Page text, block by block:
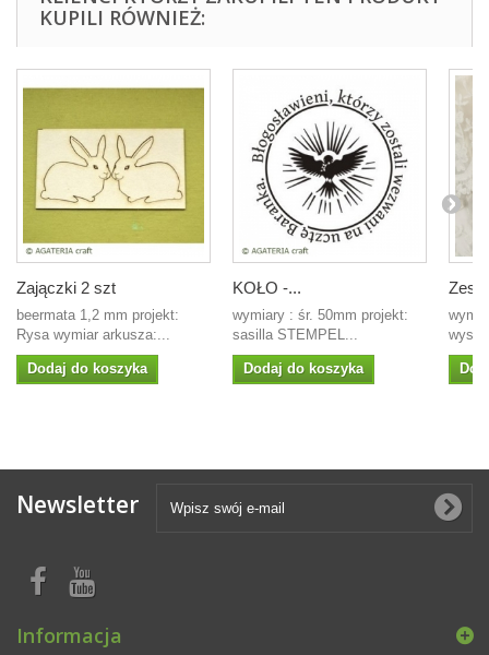
KUPILI RÓWNIEŻ:
Zajączki 2 szt
beermata 1,2 mm projekt:
Rysa wymiar arkusza:...
Dodaj do koszyka
KOŁO -...
wymiary : śr. 50mm projekt:
sasilla STEMPEL...
Dodaj do koszyka
Newsletter
Informacja